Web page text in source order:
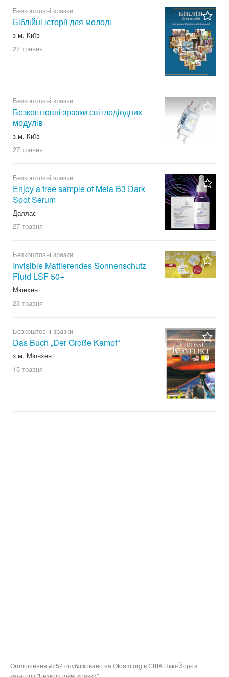
Безкоштовні зразки
Біблійні історії для молоді
з м. Київ
27 травня
Безкоштовні зразки
Безкоштовні зразки світлодіодних
модулів
з м. Київ
27 травня
Безкоштовні зразки
Enjoy a free sample of Mela B3 Dark
Spot Serum
Даллас
27 травня
Безкоштовні зразки
Invisible Mattierendes Sonnenschutz
Fluid LSF 50+
Мюнхен
23 травня
Безкоштовні зразки
Das Buch „Der Große Kampf“
з м. Мюнхен
15 травня
Оголошення #752 опубліковано на Otdam.org в США Нью-Йорк в